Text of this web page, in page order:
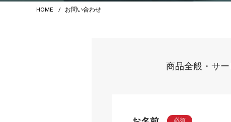
HOME お問い合わせ
商品全般・サ
必須